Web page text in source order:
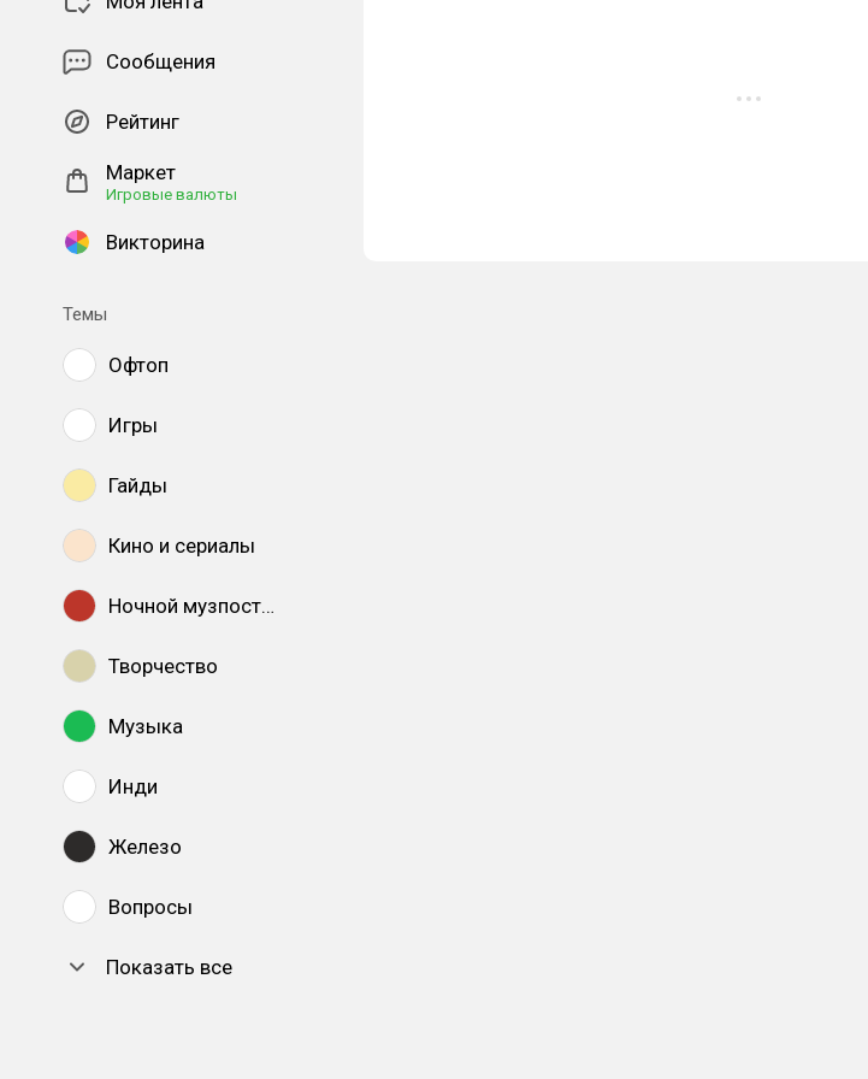
Сообщения
Рейтинг
Маркет
Игровые валюты
Викторина
Темы
Офтоп
Игры
Гайды
Кино и сериалы
Ночной музпостинг
Творчество
Музыка
Инди
Железо
Вопросы
Показать все